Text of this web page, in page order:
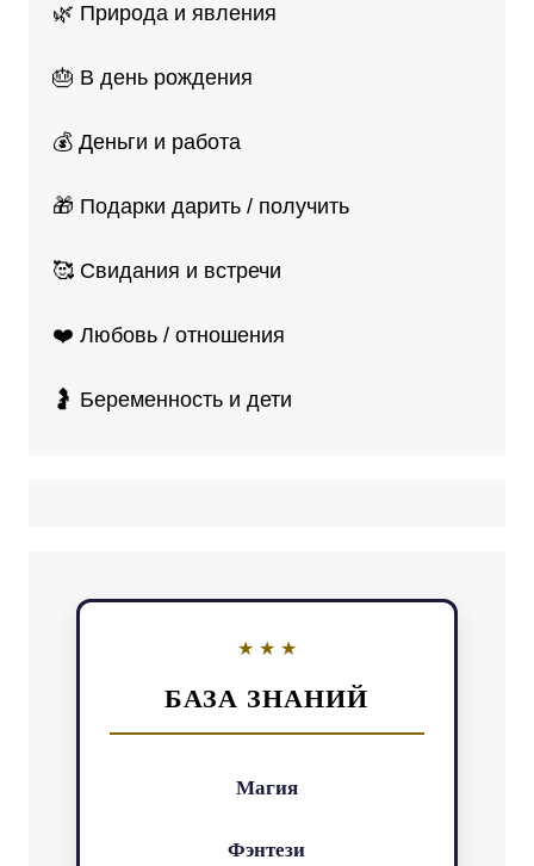
🌿 Природа и явления
🎂 В день рождения
💰 Деньги и работа
🎁 Подарки дарить / получить
🥰 Свидания и встречи
❤️ Любовь / отношения
🤰 Беременность и дети
БАЗА ЗНАНИЙ
Магия
Фэнтези